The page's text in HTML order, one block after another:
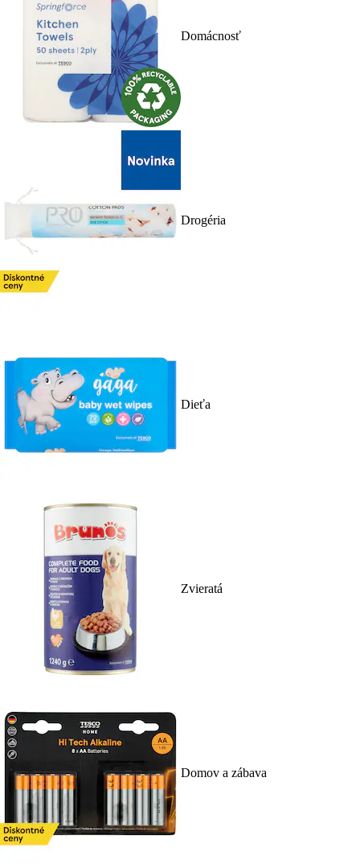
Domácnosť
Drogéria
Dieťa
Zvieratá
Domov a zábava